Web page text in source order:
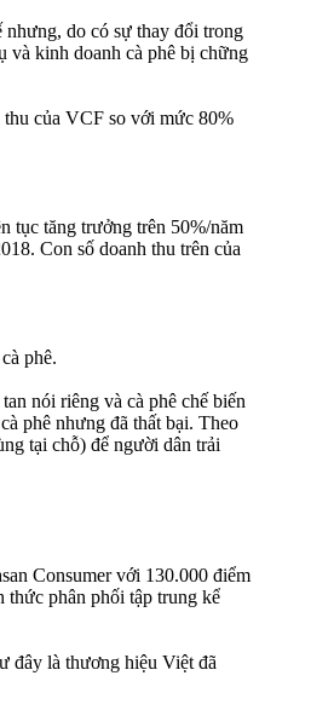
do có sự thay đổi trong
và kinh doanh cà phê bị chững
của VCF so với mức 80%
tục tăng trưởng trên 50%/năm
Con số doanh thu trên của
phê.
nói riêng và cà phê chế biến
phê nhưng đã thất bại. Theo
tại chỗ) để người dân trải
Consumer với 130.000 điểm
thức phân phối tập trung kể
đây là thương hiệu Việt đã